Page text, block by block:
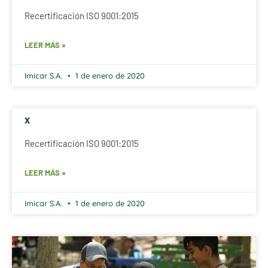
Recertificación ISO 9001:2015
LEER MÁS »
Imicar S.A. 1 de enero de 2020
x
Recertificación ISO 9001:2015
LEER MÁS »
Imicar S.A. 1 de enero de 2020